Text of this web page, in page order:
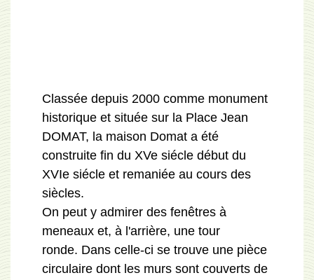
Classée depuis 2000 comme monument
historique et située sur la Place Jean
DOMAT, la maison Domat a été
construite fin du XVe siécle début du
XVIe siécle et remaniée au cours des
siècles.
On peut y admirer des fenêtres à
meneaux et, à l'arrière, une tour
ronde. Dans celle-ci se trouve une pièce
circulaire dont les murs sont couverts de